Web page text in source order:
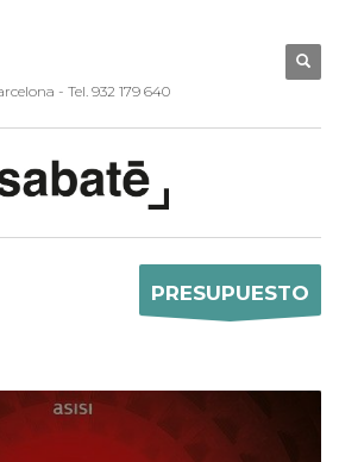
- Tel. 932 179 640
PRESUPUESTO